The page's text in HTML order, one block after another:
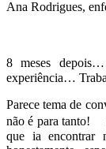
Ana Rodrigues,
8 meses
experiência…
Parece tema de
não é para tanto!
que ia encontrar